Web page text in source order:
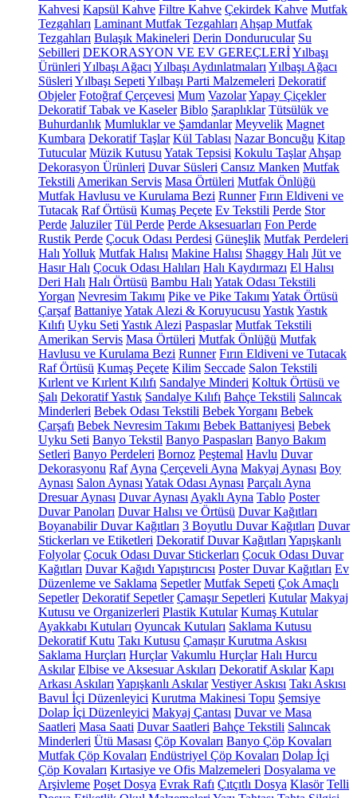
Kahvesi Kapsül Kahve Filtre Kahve Çekirdek Kahve Mutfak
Tezgahları Laminant Mutfak Tezgahları Ahşap Mutfak
Tezgahları Bulaşık Makineleri Derin Dondurucular Su
Sebilleri DEKORASYON VE EV GEREÇLERİYılbaşı
Ürünleri Yılbaşı Ağacı Yılbaşı Aydınlatmaları Yılbaşı Ağacı
Süsleri Yılbaşı Sepeti Yılbaşı Parti Malzemeleri Dekoratif
Objeler Fotoğraf Çerçevesi Mum VazolarYapay Çiçekler
Dekoratif Tabak ve Kaseler Biblo Şaraplıklar Tütsülük ve
Buhurdanlık Mumluklar ve Şamdanlar Meyvelik Magnet
Kumbara Dekoratif Taşlar Kül Tablası Nazar Boncuğu Kitap
Tutucular Müzik Kutusu Yatak Tepsisi Kokulu Taşlar Ahşap
Dekorasyon Ürünleri Duvar Süsleri Cansız Manken Mutfak
Tekstili Amerikan Servis Masa Örtüleri Mutfak Önlüğü
Mutfak Havlusu ve Kurulama Bezi Runner Fırın Eldiveni ve
Tutacak Raf Örtüsü Kumaş Peçete Ev Tekstili Perde Stor
Perde Jaluziler Tül Perde Perde Aksesuarları Fon Perde
Rustik Perde Çocuk Odası Perdesi Güneşlik Mutfak Perdeleri
Halı Yolluk Mutfak Halısı Makine Halısı Shaggy Halı Jüt ve
Hasır Halı Çocuk Odası Halıları Halı Kaydırmazı El Halısı
Deri Halı Halı Örtüsü Bambu Halı Yatak Odası Tekstili
Yorgan Nevresim Takımı Pike ve Pike Takımı Yatak Örtüsü
Çarşaf BattaniyeYatak Alezi & Koruyucusu YastıkYastık
Kılıfı Uyku Seti Yastık Alezi Paspaslar Mutfak Tekstili
Amerikan Servis Masa Örtüleri Mutfak Önlüğü Mutfak
Havlusu ve Kurulama Bezi Runner Fırın Eldiveni ve Tutacak
Raf Örtüsü Kumaş Peçete Kilim Seccade Salon Tekstili
Kırlent ve Kırlent Kılıfı Sandalye Minderi Koltuk Örtüsü ve
Şalı Dekoratif Yastık Sandalye Kılıfı Bahçe Tekstili Salıncak
Minderleri Bebek Odası Tekstili Bebek Yorganı Bebek
Çarşafı Bebek Nevresim Takımı Bebek Battaniyesi Bebek
Uyku Seti Banyo Tekstil Banyo Paspasları Banyo Bakım
Setleri Banyo Perdeleri Bornoz Peştemal Havlu Duvar
Dekorasyonu Raf Ayna Çerçeveli Ayna Makyaj Aynası Boy
Aynası Salon Aynası Yatak Odası Aynası Parçalı Ayna
Dresuar Aynası Duvar Aynası Ayaklı Ayna Tablo Poster
Duvar Panoları Duvar Halısı ve Örtüsü Duvar Kağıtları
Boyanabilir Duvar Kağıtları 3 Boyutlu Duvar Kağıtları Duvar
Stickerları ve Etiketleri Dekoratif Duvar Kağıtları Yapışkanlı
Folyolar Çocuk Odası Duvar Stickerları Çocuk Odası Duvar
Kağıtları Duvar Kağıdı Yapıştırıcısı Poster Duvar Kağıtları Ev
Düzenleme ve Saklama Sepetler Mutfak Sepeti Çok Amaçlı
Sepetler Dekoratif Sepetler Çamaşır Sepetleri Kutular Makyaj
Kutusu ve Organizerleri Plastik Kutular Kumaş Kutular
Ayakkabı Kutuları Oyuncak Kutuları Saklama Kutusu
Dekoratif Kutu Takı Kutusu Çamaşır Kurutma Askısı
Saklama Hurçları Hurçlar Vakumlu Hurçlar Halı Hurcu
Askılar Elbise ve Aksesuar Askıları Dekoratif Askılar Kapı
Arkası Askıları Yapışkanlı Askılar Vestiyer Askısı Takı Askısı
Bavul İçi Düzenleyici Kurutma Makinesi Topu Şemsiye
Dolap İçi Düzenleyici Makyaj Çantası Duvar ve Masa
Saatleri Masa Saati Duvar Saatleri Bahçe Tekstili Salıncak
Minderleri Ütü Masası Çöp Kovaları Banyo Çöp Kovaları
Mutfak Çöp Kovaları Endüstriyel Çöp Kovaları Dolap İçi
Çöp Kovaları Kırtasiye ve Ofis Malzemeleri Dosyalama ve
Arşivleme Poşet Dosya Evrak Rafı Çıtçıtlı Dosya Klasör Telli